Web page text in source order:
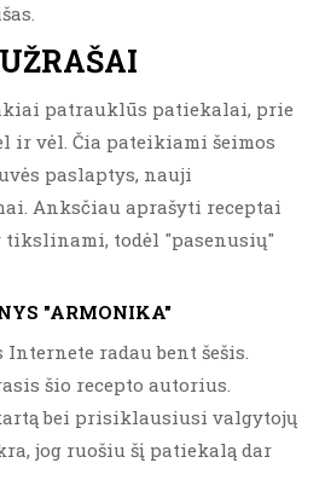
patrauklūs patiekalai, prie
vėl. Čia pateikiami šeimos
paslaptys, nauji
Anksčiau aprašyti receptai
todėl "pasenusių"
"ARMONIKA"
radau bent šešis.
šio recepto autorius.
bei prisiklausiusi valgytojų
jog ruošiu šį patiekalą dar